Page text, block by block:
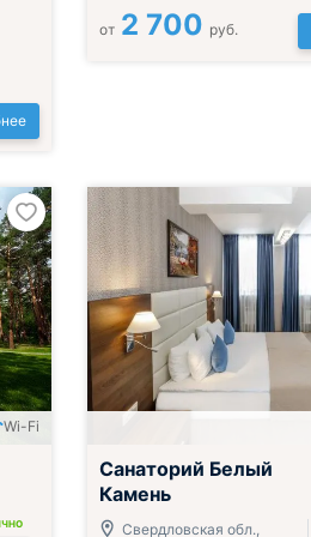
от 2 700 руб.
Wi-Fi
Санаторий Белый
Камень
Свердловская обл.,